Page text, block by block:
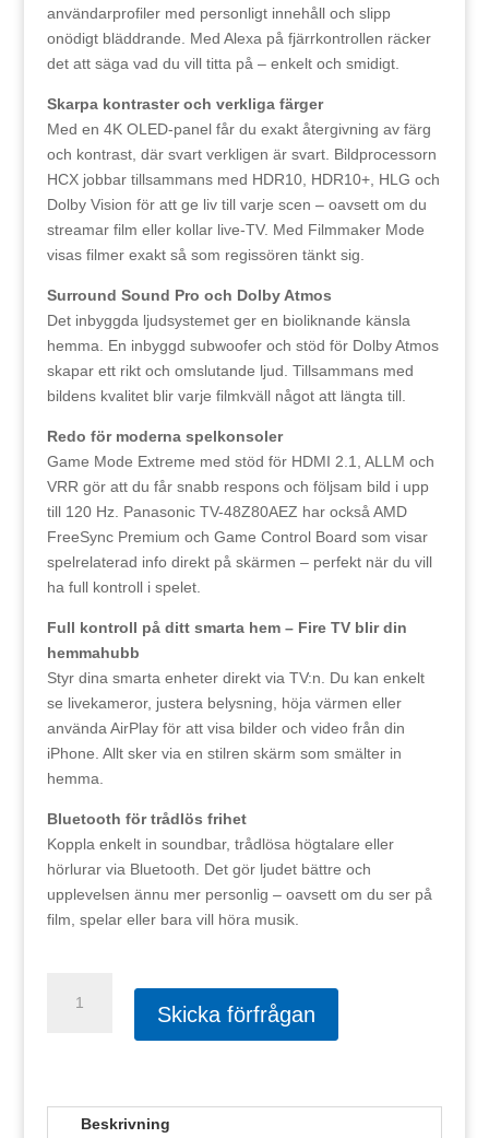
användarprofiler med personligt innehåll och slipp
onödigt bläddrande. Med Alexa på fjärrkontrollen räcker
det att säga vad du vill titta på – enkelt och smidigt.
Skarpa kontraster och verkliga färger
Med en 4K OLED-panel får du exakt återgivning av färg
och kontrast, där svart verkligen är svart. Bildprocessorn
HCX jobbar tillsammans med HDR10, HDR10+, HLG och
Dolby Vision för att ge liv till varje scen – oavsett om du
streamar film eller kollar live-TV. Med Filmmaker Mode
visas filmer exakt så som regissören tänkt sig.
Surround Sound Pro och Dolby Atmos
Det inbyggda ljudsystemet ger en bioliknande känsla
hemma. En inbyggd subwoofer och stöd för Dolby Atmos
skapar ett rikt och omslutande ljud. Tillsammans med
bildens kvalitet blir varje filmkväll något att längta till.
Redo för moderna spelkonsoler
Game Mode Extreme med stöd för HDMI 2.1, ALLM och
VRR gör att du får snabb respons och följsam bild i upp
till 120 Hz. Panasonic TV-48Z80AEZ har också AMD
FreeSync Premium och Game Control Board som visar
spelrelaterad info direkt på skärmen – perfekt när du vill
ha full kontroll i spelet.
Full kontroll på ditt smarta hem – Fire TV blir din
hemmahubb
Styr dina smarta enheter direkt via TV:n. Du kan enkelt
se livekameror, justera belysning, höja värmen eller
använda AirPlay för att visa bilder och video från din
iPhone. Allt sker via en stilren skärm som smälter in
hemma.
Bluetooth för trådlös frihet
Koppla enkelt in soundbar, trådlösa högtalare eller
hörlurar via Bluetooth. Det gör ljudet bättre och
upplevelsen ännu mer personlig – oavsett om du ser på
film, spelar eller bara vill höra musik.
Skicka förfrågan
Beskrivning